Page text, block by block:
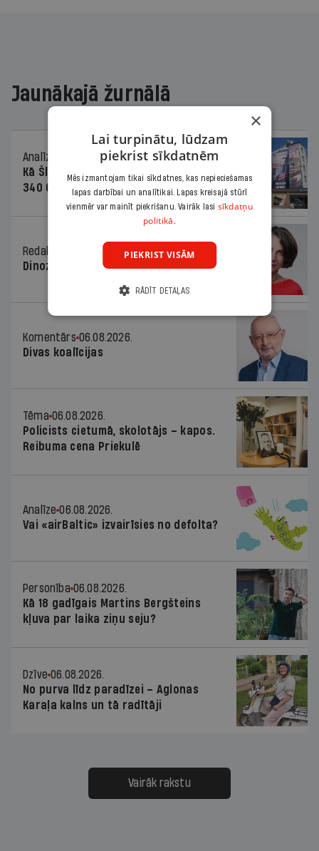
Jaunākajā žurnālā
Analīze
06.08.2026.
Kā Šlesera partija palika nesodīta par
340 000 vērtu reklāmas kampaņu
Redaktores sleja
06.08.2026.
Dinozaura triks
Komentārs 06.08.2026.
Divas koalīcijas
Tēma 06.08.2026.
Policists cietumā, skolotājs – kapos.
Reibuma cena Priekulē
Analīze 06.08.2026.
Vai «airBaltic» izvairīsies no defolta?
Personība 06.08.2026.
Kā 18 gadīgais Martins Bergšteins
kļuva par laika ziņu seju?
Dzīve 06.08.2026.
No purva līdz paradīzei – Aglonas
Karaļa kalns un tā radītāji
Vairāk rakstu
×
Lai turpinātu, lūdzam
piekrist sīkdatnēm
Mēs izmantojam tikai sīkdatnes, kas nepieciešamas
lapas darbībai un analītikai. Lapas kreisajā stūrī
vienmēr var mainīt piekrišanu. Vairāk lasi sīkdatņu
politikā.
PIEKRIST VISĀM
RĀDĪT DETAĻAS